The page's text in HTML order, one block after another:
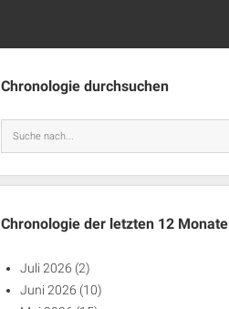
Chronologie durchsuchen
Chronologie der letzten 12 Monate
Juli 2026 (2)
Juni 2026 (10)